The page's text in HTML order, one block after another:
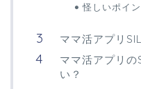
怪しいポイ
ママ活アプリ
ママ活アプリ
い？